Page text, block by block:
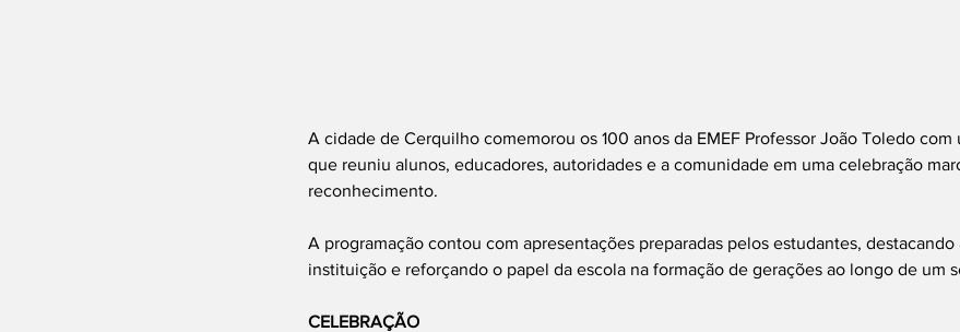
A cidade de Cerquilho comemorou os 100 anos da EMEF Professor João Toledo
que reuniu alunos, educadores, autoridades e a comunidade em uma celebração
reconhecimento.
A programação contou com apresentações preparadas pelos estudantes, destacando
instituição e reforçando o papel da escola na formação de gerações ao longo de um
CELEBRAÇÃO